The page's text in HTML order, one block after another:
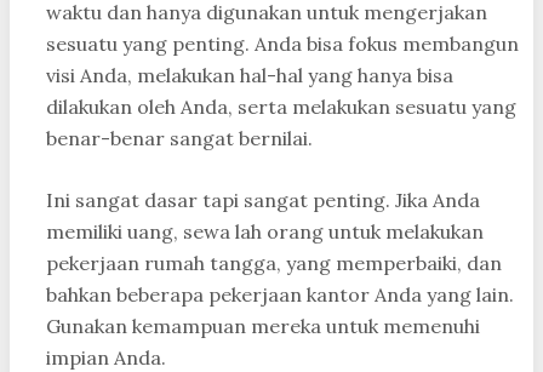
waktu dan hanya digunakan untuk mengerjakan
sesuatu yang penting. Anda bisa fokus membangun
visi Anda, melakukan hal-hal yang hanya bisa
dilakukan oleh Anda, serta melakukan sesuatu yang
benar-benar sangat bernilai.
Ini sangat dasar tapi sangat penting. Jika Anda
memiliki uang, sewa lah orang untuk melakukan
pekerjaan rumah tangga, yang memperbaiki, dan
bahkan beberapa pekerjaan kantor Anda yang lain.
Gunakan kemampuan mereka untuk memenuhi
impian Anda.